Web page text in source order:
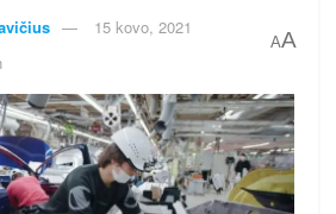
15 kovo, 2021
AA